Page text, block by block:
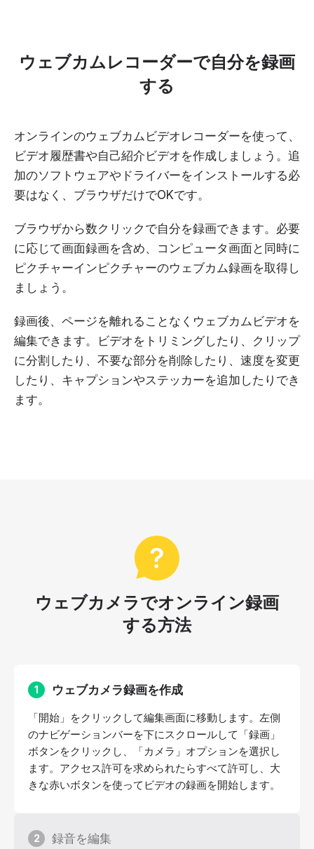
ウェブカムレコーダーで自分を録画
する
オンラインのウェブカムビデオレコーダーを使って、
ビデオ履歴書や自己紹介ビデオを作成しましょう。追
加のソフトウェアやドライバーをインストールする必
要はなく、ブラウザだけでOKです。
ブラウザから数クリックで自分を録画できます。必要
に応じて画面録画を含め、コンピュータ画面と同時に
ピクチャーインピクチャーのウェブカム録画を取得し
ましょう。
録画後、ページを離れることなくウェブカムビデオを
編集できます。ビデオをトリミングしたり、クリップ
に分割したり、不要な部分を削除したり、速度を変更
したり、キャプションやステッカーを追加したりでき
ます。
ウェブカメラでオンライン録画
する方法
1 ウェブカメラ録画を作成
「開始」をクリックして編集画面に移動します。左側
のナビゲーションバーを下にスクロールして「録画」
ボタンをクリックし、「カメラ」オプションを選択し
ます。アクセス許可を求められたらすべて許可し、大
きな赤いボタンを使ってビデオの録画を開始します。
2 録音を編集